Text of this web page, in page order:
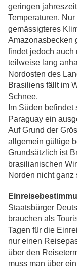
geringen
Temperaturen.
gemässigteres
Amazonasbecken
findet jedoch auch
teilweise lang
Nordosten des
Brasiliens fällt im
Schnee.
Im Süden
Paraguay ein
Auf Grund der
allgemein gültige
Grundsätzlich ist
brasilianischen
Norden nicht ganz
Staatsbürger
brauchen als
Tagen für die
nur einen
über den
muss man über